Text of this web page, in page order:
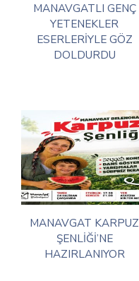
MANAVGATLI GENÇ
YETENEKLER
ESERLERİYLE GÖZ
DOLDURDU
MANAVGAT KARPUZ
ŞENLİĞİ’NE
HAZIRLANIYOR